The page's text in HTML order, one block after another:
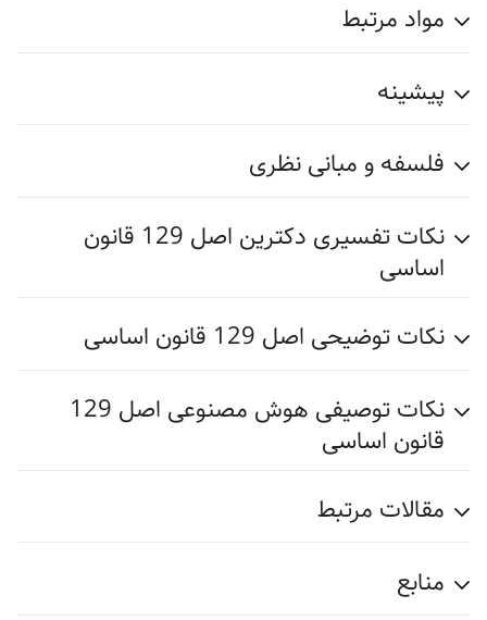
مواد مرتبط
پیشینه
فلسفه و مبانی نظری
نکات تفسیری دکترین اصل 129 قانون
اساسی
نکات توضیحی اصل 129 قانون اساسی
نکات توصیفی هوش مصنوعی اصل 129
قانون اساسی
مقالات مرتبط
منابع